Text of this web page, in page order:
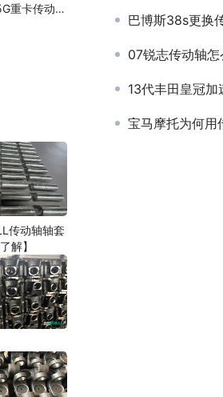
巴博斯38s更换
07锐志传动轴怎
13代丰田皇冠加
宝马摩托为何用
重卡传动轴
传动轴轴套
解】